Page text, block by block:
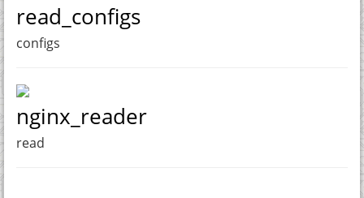
read_configs
configs
nginx_reader
read